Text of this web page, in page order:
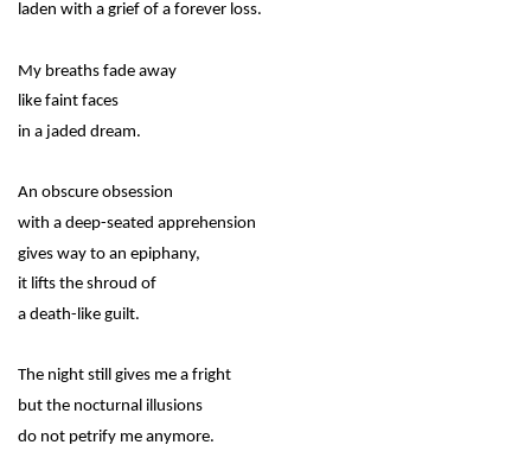
laden with a grief of a forever loss.
My breaths fade away
like faint faces
in a jaded dream.
An obscure obsession
with a deep-seated apprehension
gives way to an epiphany,
it lifts the shroud of
a death-like guilt.
The night still gives me a fright
but the nocturnal illusions
do not petrify me anymore.